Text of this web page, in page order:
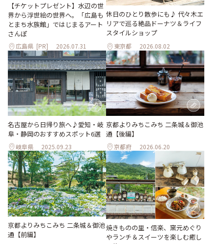
【チケットプレゼント】水辺の世
界から浮世絵の世界へ。「広島も
とまち水族館」ではじまるアート
さんぽ
広島県 [PR] 2026.07.31
休日のひとり散歩にも♪ 代々木エ
リアで巡る絶品ドーナツ＆ライフ
スタイルショップ
東京都 2026.08.02
名古屋から日帰り旅へ♪愛知・岐
阜・静岡のおすすめスポット6選
岐阜県 2025.09.23
京都よりみちこみち 二条城＆御池
通【後編】
京都府 2026.06.20
京都よりみちこみち 二条城＆御池
通【前編】
焼きものの里・信楽、窯元めぐり
やランチ＆スイーツを楽しむ癒し